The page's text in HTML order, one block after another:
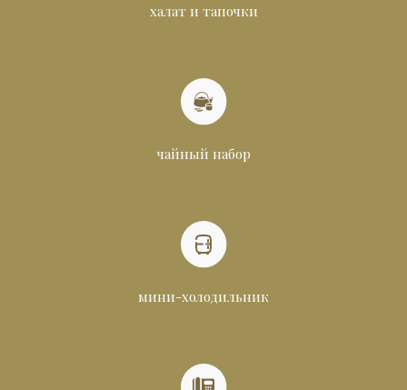
халат и тапочки
чайный набор
мини-холодильник